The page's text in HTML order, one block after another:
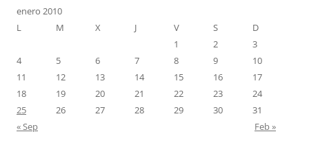
enero 2010
L
M X J V S
D
1
2
3
4
5 6 7 8 9
10
11
12 13 14 15 16
17
18
19 20 21 22 23
24
25
26 27 28 29 30
31
« Sep
Feb »